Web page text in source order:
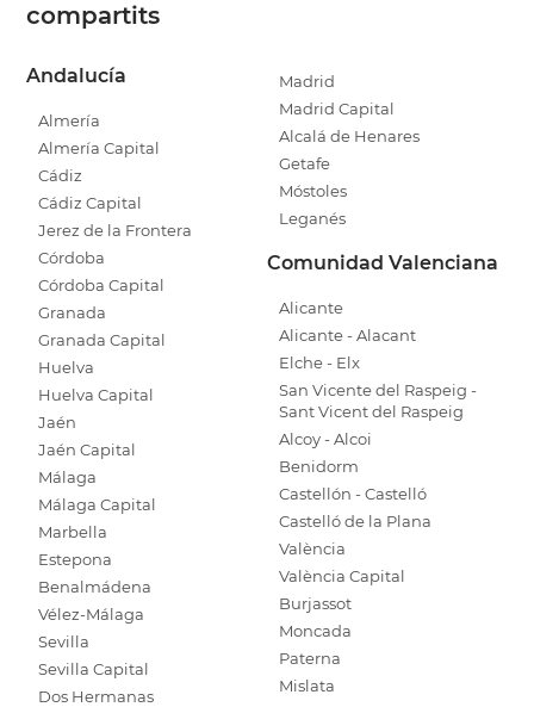
compartits
Andalucía
Almería
Almería Capital
Cádiz
Cádiz Capital
Jerez de la Frontera
Córdoba
Córdoba Capital
Granada
Granada Capital
Huelva
Huelva Capital
Jaén
Jaén Capital
Málaga
Málaga Capital
Marbella
Estepona
Benalmádena
Vélez-Málaga
Sevilla
Sevilla Capital
Dos Hermanas
Madrid
Madrid Capital
Alcalá de Henares
Getafe
Móstoles
Leganés
Comunidad Valenciana
Alicante
Alicante - Alacant
Elche - Elx
San Vicente del Raspeig -
Sant Vicent del Raspeig
Alcoy - Alcoi
Benidorm
Castellón - Castelló
Castelló de la Plana
València
València Capital
Burjassot
Moncada
Paterna
Mislata